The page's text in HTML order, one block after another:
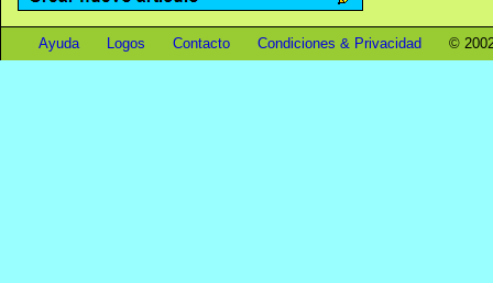
Ayuda Logos Contacto Condiciones & Privacidad ©